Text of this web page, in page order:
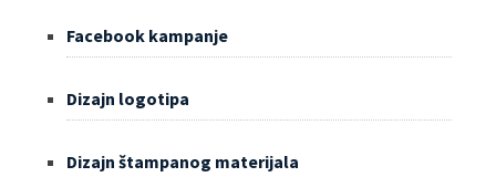
Facebook kampanje
Dizajn logotipa
Dizajn štampanog materijala